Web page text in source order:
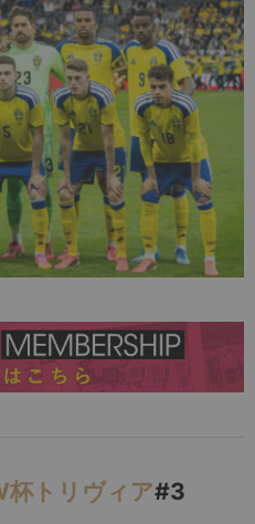
杯トリヴィア#3